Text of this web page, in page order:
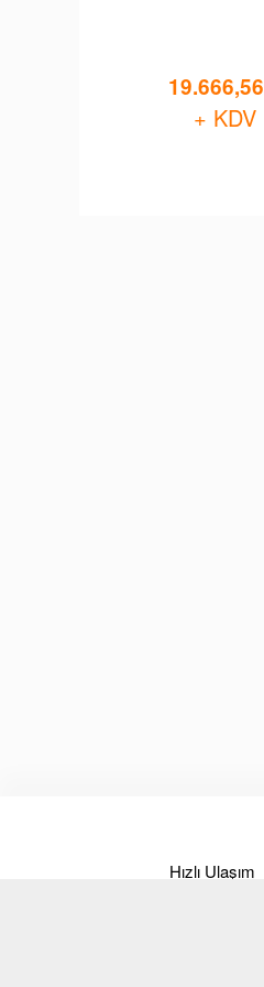
19.666,56
+ KDV
Hızlı Ulaşım